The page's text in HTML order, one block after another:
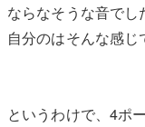
ならなそうな音でし
自分のはそんな感じ
というわけで、4ポ